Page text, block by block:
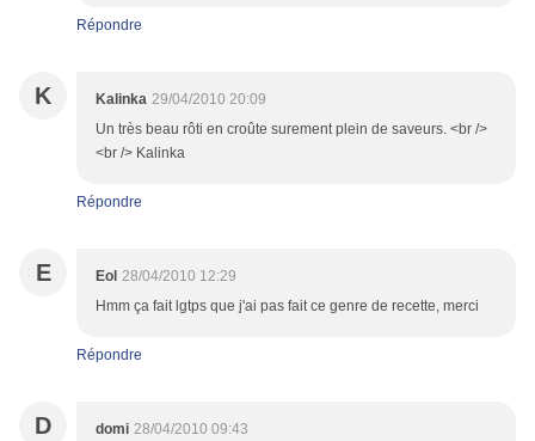
Répondre
K Kalinka 29/04/2010 20:09
Un très beau rôti en croûte surement plein de saveurs. <br />
<br /> Kalinka
Répondre
E Eol 28/04/2010 12:29
Hmm ça fait lgtps que j'ai pas fait ce genre de recette, merci
Répondre
D domi 28/04/2010 09:43